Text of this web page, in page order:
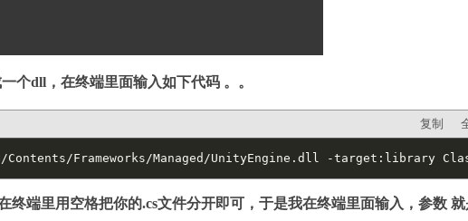
个dll，在终端里面输入如下代码 。。
复制
Frameworks/Managed/UnityEngine.dll -target:library
终端里用空格把你的.cs文件分开即可，于是我在终端里面输入，参数